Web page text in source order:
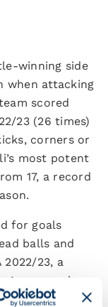
winning side
when attacking
scored
23 (26 times)
corners or
most potent
17, a record
for goals
balls and
2022/23, a
season since
08 and